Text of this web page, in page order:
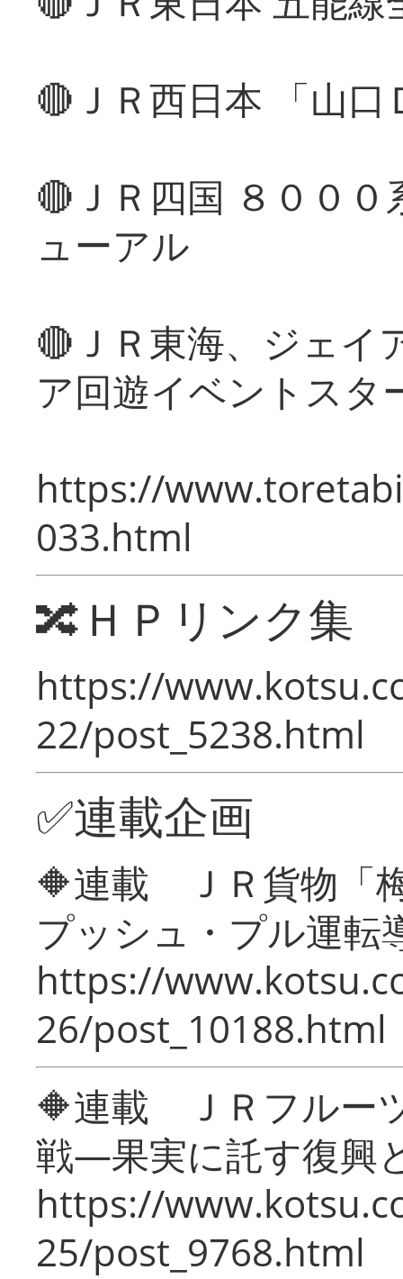
🔴ＪＲ西日本 「山
🔴ＪＲ四国 ８００
ューアル
🔴ＪＲ東海、ジェイ
ア回遊イベントスタ
https://
033.html
🔀ＨＰリンク集
https://
22/post_5238.html
✅連載企画
🔶連載 ＪＲ貨物「
プッシュ・プル運転
https://
26/post_10188.html
🔶連載 ＪＲフルー
戦―果実に託す復興
https://
25/post_9768.html